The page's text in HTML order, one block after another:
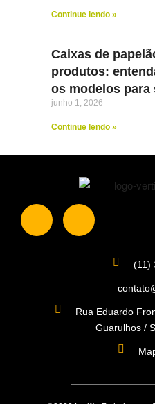
Continue lendo »
Caixas de
produtos:
os modelos
junho 1, 2026
Continue lendo »
(11)
Rua Eduardo
Guarulhos /